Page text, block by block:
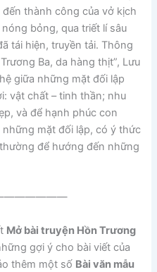
thành công của vở kịch
bỏng, qua triết lí sâu
tái hiện, truyền tải. Thông
Ba, da hàng thịt”, Lưu
giữa những mặt đối lập
vật chất – tinh thần; nhu
và để hạnh phúc con
mặt đối lập, có ý thức
để hướng đến những
Mở bài truyện Hồn Trương
gợi ý cho bài viết của
thêm một số Bài văn mẫu